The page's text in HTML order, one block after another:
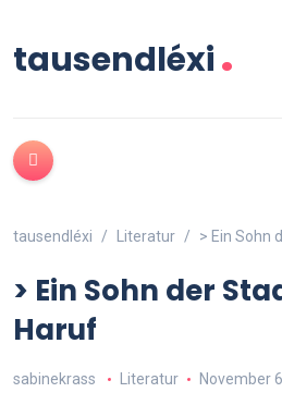
tausendléxi.
tausendléxi Literatur > Ein Sohn
> Ein Sohn der
Haruf
sabinekrass Literatur November